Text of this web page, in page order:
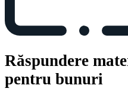
Răspundere
pentru bunuri